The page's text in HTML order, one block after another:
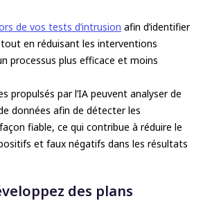
de vos tests d’intrusion afin d’identifier
en réduisant les interventions
processus plus efficace et moins
propulsés par l’IA peuvent analyser de
données afin de détecter les
fiable, ce qui contribue à réduire le
et faux négatifs dans les résultats
des plans